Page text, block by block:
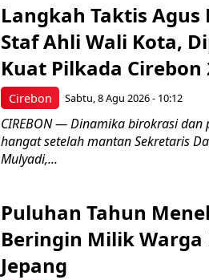
Cirebon
Langkah Taktis
Staf Ahli Wali Kota,
Kuat Pilkada Cirebon
Sabtu, 8 Agu 2026 - 10:12
CIREBON — Dinamika birokrasi
hangat setelah mantan Sekretaris
Mulyadi,...
Puluhan Tahun
Beringin Milik
Jepang